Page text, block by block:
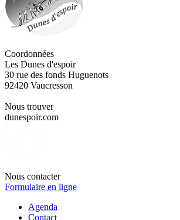
Coordonnées
Les Dunes d'espoir
30 rue des fonds Huguenots
92420 Vaucresson
Nous trouver
dunespoir.com
Nous contacter
Formulaire en ligne
Agenda
Contact